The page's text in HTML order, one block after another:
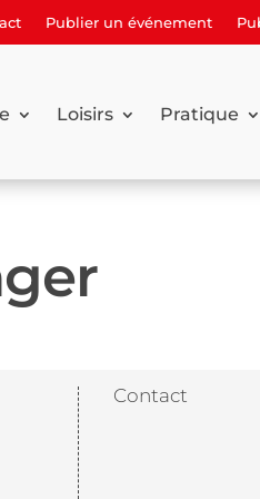
Publier un événement
Loisirs Pratique
Contact